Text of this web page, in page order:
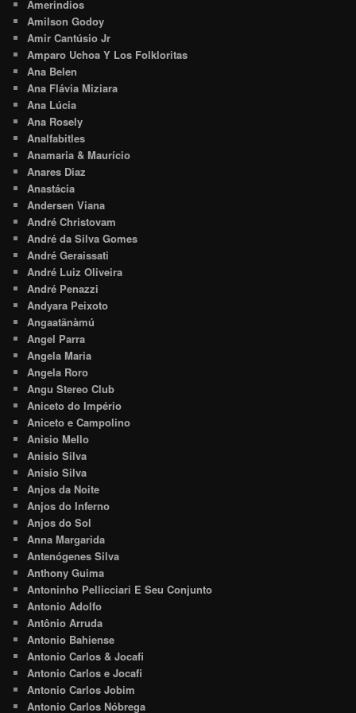
Amerindios
Amilson Godoy
Amir Cantúsio Jr
Amparo Uchoa Y Los Folkloritas
Ana Belen
Ana Flávia Miziara
Ana Lúcia
Ana Rosely
Analfabitles
Anamaria & Maurício
Anares Diaz
Anastácia
Andersen Viana
André Christovam
André da Silva Gomes
André Geraissati
André Luiz Oliveira
André Penazzi
Andyara Peixoto
Angaatãnàmú
Angel Parra
Angela Maria
Angela Roro
Angu Stereo Club
Aniceto do Império
Aniceto e Campolino
Anisio Mello
Anisio Silva
Anísio Silva
Anjos da Noite
Anjos do Inferno
Anjos do Sol
Anna Margarida
Antenógenes Silva
Anthony Guima
Antoninho Pellicciari E Seu Conjunto
Antonio Adolfo
Antônio Arruda
Antonio Bahiense
Antonio Carlos & Jocafi
Antonio Carlos e Jocafi
Antonio Carlos Jobim
Antonio Carlos Nóbrega